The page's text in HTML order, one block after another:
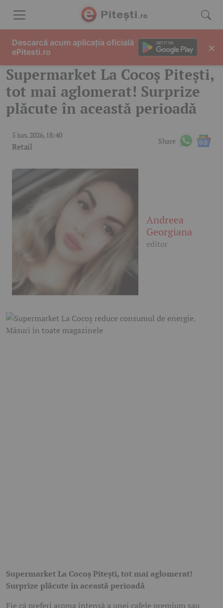
Supermarket La Cocoș Pitești,
tot mai aglomerat! Surprize
plăcute în această perioadă
5 iun. 2026, 18:40
Retail
Share
Andreea
Georgiana
editor
Supermarket La Cocoș Pitești, tot mai aglomerat!
Surprize plăcute în această perioadă
Fie că preferi aroma intensă a unei cafele premium sau
Descarcă acum aplicația oficială
ePitesti.ro
×